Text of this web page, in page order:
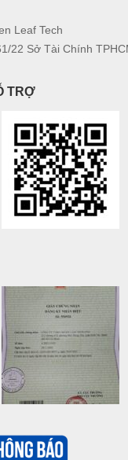
Leaf Tech
22 Sở Tài Chính
TRỢ